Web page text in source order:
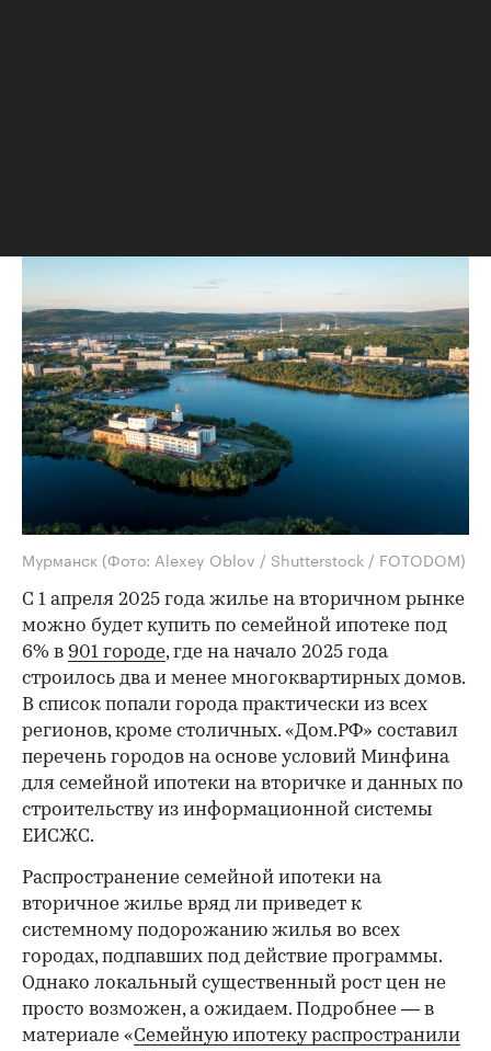
Мурманск (Фото: Alexey Oblov / Shutterstock / FOTODOM)
С 1 апреля 2025 года жилье на вторичном рынке
можно будет купить по семейной ипотеке под
6% в 901 городе, где на начало 2025 года
строилось два и менее многоквартирных домов.
В список попали города практически из всех
регионов, кроме столичных. «Дом.РФ» составил
перечень городов на основе условий Минфина
для семейной ипотеки на вторичке и данных по
строительству из информационной системы
ЕИСЖС.
Распространение семейной ипотеки на
вторичное жилье вряд ли приведет к
системному подорожанию жилья во всех
городах, подпавших под действие программы.
Однако локальный существенный рост цен не
просто возможен, а ожидаем. Подробнее — в
материале «Семейную ипотеку распространили